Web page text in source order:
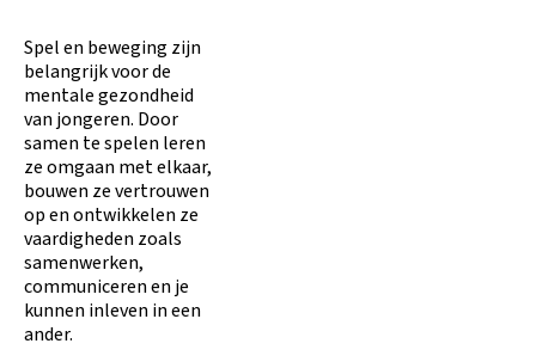
Spel en beweging zijn
belangrijk voor de
mentale gezondheid
van jongeren. Door
samen te spelen leren
ze omgaan met elkaar,
bouwen ze vertrouwen
op en ontwikkelen ze
vaardigheden zoals
samenwerken,
communiceren en je
kunnen inleven in een
ander.